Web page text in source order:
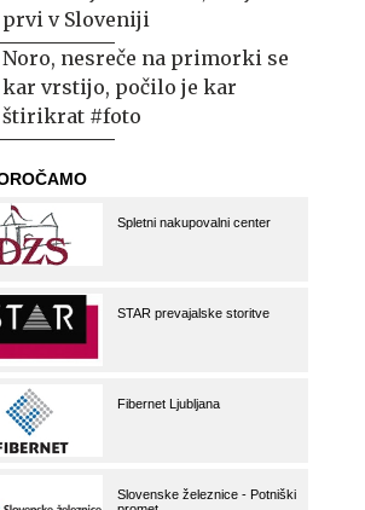
prvi v Sloveniji
Noro, nesreče na primorki se
kar vrstijo, počilo je kar
štirikrat #foto